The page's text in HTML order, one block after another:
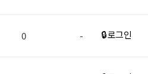
0 - 🔒 로그인